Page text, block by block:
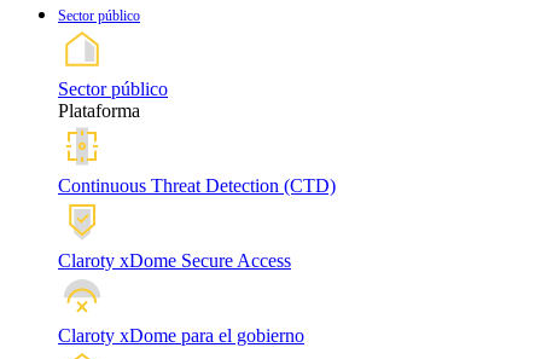
Sector público
Sector público
Plataforma
Continuous Threat Detection (CTD)
Claroty xDome Secure Access
Claroty xDome para el gobierno